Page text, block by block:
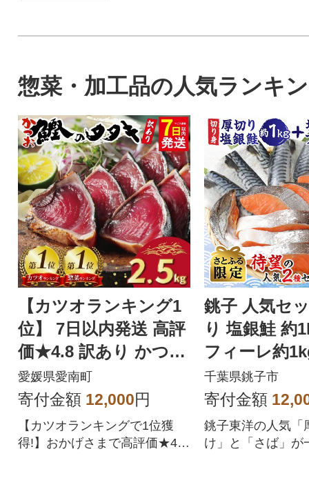
惣菜・加工品の人気ランキ
【カツオランキング1
位】 7日以内発送 高評
価★4.8 訳あり かつお
のたたき 2.5kg
愛媛県愛南町
寄付金額 12,000円
【カツオランキングで1位獲
得!】おかげさまで高評価★4.
銚子 人気セ
り 塩銀鮭 約
フィーレ約
2.0kg【さと
定】
千葉県銚子市
寄付金額
銚子東洋の人気「
け」と「さば」が